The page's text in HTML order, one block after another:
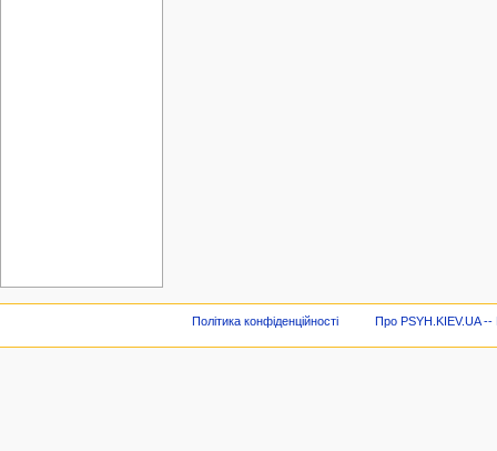
Політика конфіденційності Про PSYH.KIEV.UA --